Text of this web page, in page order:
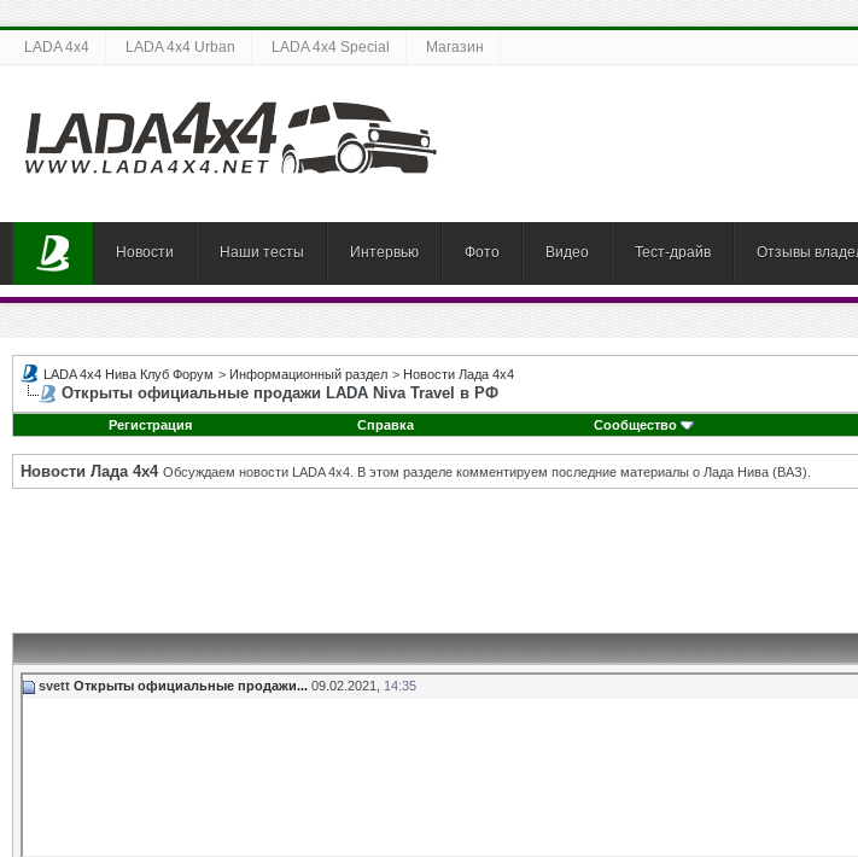
LADA 4x4 LADA 4x4 Urban LADA 4x4 Special Магазин
Новости Наши тесты Интервью Фото Видео Тест-драйв Отзывы
LADA 4x4 Нива Клуб Форум > Информационный раздел > Новости Лада 4х4
Открыты официальные продажи LADA Niva Travel в РФ
Регистрация
Справка Сообщество
Новости Лада 4х4 Обсуждаем новости LADA 4x4. В этом разделе комментируем последние материалы о Лада Нива (ВАЗ).
svett Открыты официальные продажи... 09.02.2021, 14:35